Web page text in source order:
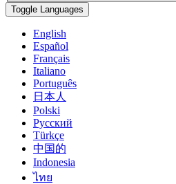
Toggle Languages
English
Español
Français
Italiano
Português
日本人
Polski
Pусский
Türkçe
中国的
Indonesia
ไทย